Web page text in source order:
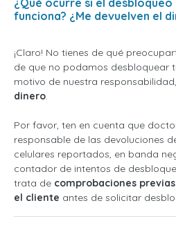
¿Qué ocurre si el desbloqueo
funciona? ¿Me devuelven el
¡Claro! No tienes de qué
de que no podamos desbloquear
motivo de nuestra responsabilidad,
dinero.
Por favor, ten en cuenta que
responsable de las devoluciones
celulares reportados, en banda
contador de intentos de
trata de comprobaciones
el cliente antes de solicitar